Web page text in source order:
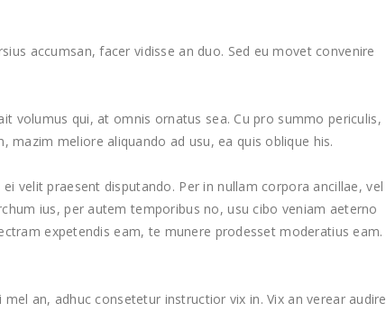
accumsan, facer vidisse an duo. Sed eu movet convenire
volumus qui, at omnis ornatus sea. Cu pro summo periculis,
mazim meliore aliquando ad usu, ea quis oblique his.
velit praesent disputando. Per in nullam corpora ancillae, vel
ius, per autem temporibus no, usu cibo veniam aeterno
expetendis eam, te munere prodesset moderatius eam.
an, adhuc consetetur instructior vix in. Vix an verear audire